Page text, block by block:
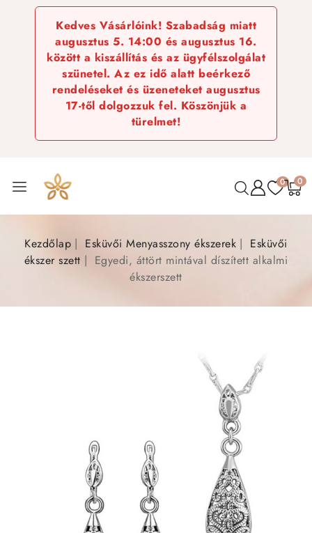
Kedves Vásárlóink! Szabadság miatt
augusztus 5. 14:00 és augusztus 16.
között a kiszállítás és az ügyfélszolgálat
szünetel. Az ez idő alatt beérkező
rendeléseket és üzeneteket augusztus
17-től dolgozzuk fel. Köszönjük a
türelmet!
0 0
Kezdőlap Esküvői Menyasszony ékszerek
Esküvői
ékszer szett
Egyedi, áttört mintával díszített alkalmi
ékszerszett